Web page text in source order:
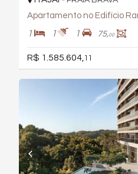
Apartamento no Edifício
1 1 1 75,00
R$ 1.585.604, 11